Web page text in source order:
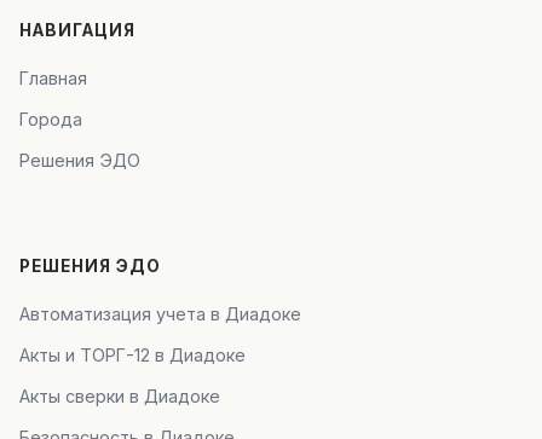
НАВИГАЦИЯ
Главная
Города
Решения ЭДО
РЕШЕНИЯ ЭДО
Автоматизация учета в Диадоке
Акты и ТОРГ-12 в Диадоке
Акты сверки в Диадоке